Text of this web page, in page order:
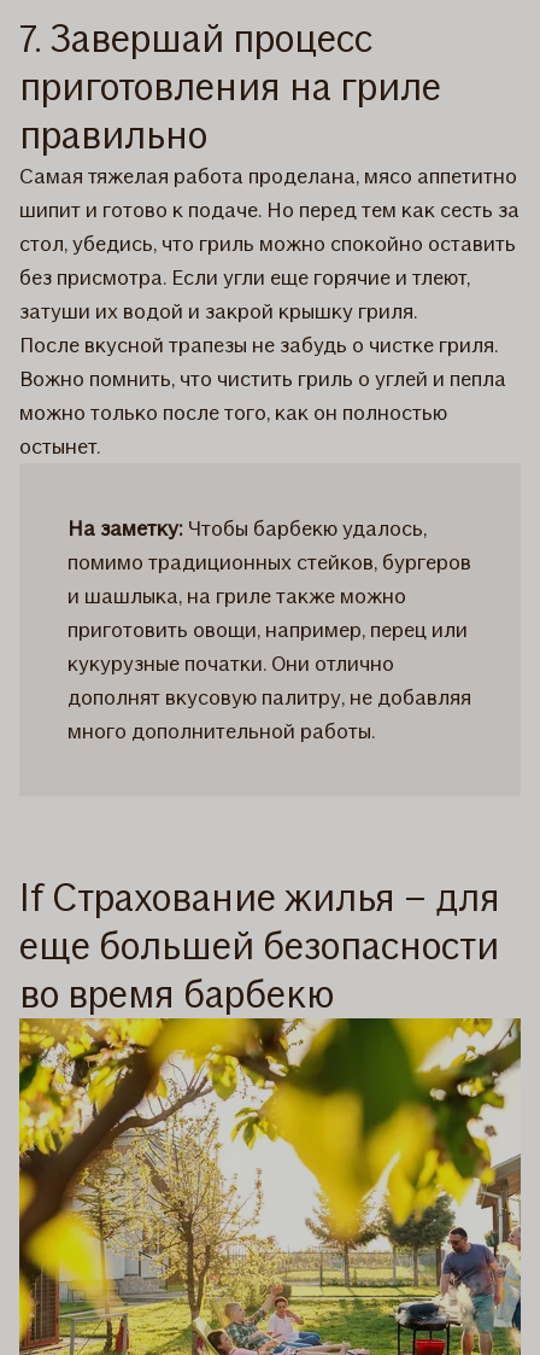
7. Завершай процесс
приготовления на гриле
правильно
Самая тяжелая работа проделана, мясо аппетитно
шипит и готово к подаче. Но перед тем как сесть за
стол, убедись, что гриль можно спокойно оставить
без присмотра. Если угли еще горячие и тлеют,
затуши их водой и закрой крышку гриля.
После вкусной трапезы не забудь о чистке гриля.
Вожно помнить, что чистить гриль о углей и пепла
можно только после того, как он полностью
остынет.
На заметку: Чтобы барбекю удалось,
помимо традиционных стейков, бургеров
и шашлыка, на гриле также можно
приготовить овощи, например, перец или
кукурузные початки. Они отлично
дополнят вкусовую палитру, не добавляя
много дополнительной работы.
If Страхование жилья – для
еще большей безопасности
во время барбекю